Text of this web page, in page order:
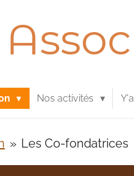
Nos activités
» Les Co-fondatrices